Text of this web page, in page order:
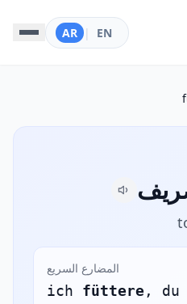
EN
|
AR
المضارع السريع
ich füttere , du